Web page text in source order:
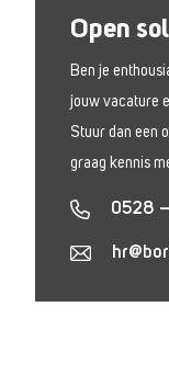
Open
Ben je
jouw vacature
Stuur dan een
graag kennis
0528